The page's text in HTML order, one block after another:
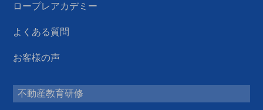
ロープレアカデミー
よくある質問
お客様の声
不動産教育研修